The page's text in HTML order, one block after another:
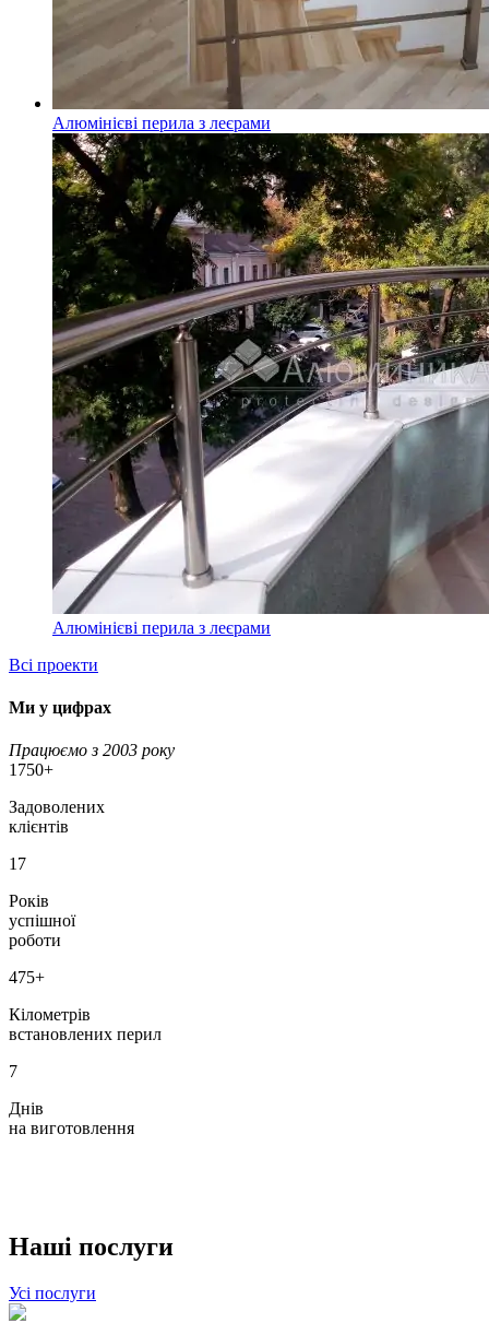
Алюмінієві перила з леєрами
Алюмінієві перила з леєрами
Всі проекти
Ми у цифрах
Працюємо з 2003 року
1750+
Задоволених
клієнтів
17
Років
успішної
роботи
475+
Кілометрів
встановлених перил
7
Днів
на виготовлення
Наші послуги
Усі послуги